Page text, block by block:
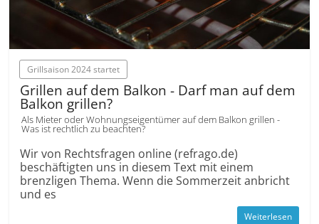
Grillsaison 2024 startet
Grillen auf dem Balkon - Darf man auf dem
Balkon grillen?
Als Mieter oder Wohnungseigentümer auf dem Balkon grillen -
Was ist rechtlich zu beachten?
Wir von Rechtsfragen online (refrago.de)
beschäftigten uns in diesem Text mit einem
brenzligen Thema. Wenn die Sommerzeit anbricht
und es
Weiterlesen